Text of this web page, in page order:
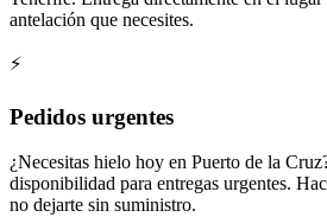
antelación que necesites.
⚡
Pedidos urgentes
¿Necesitas hielo hoy en Puerto de la
disponibilidad para entregas urgentes.
no dejarte sin suministro.